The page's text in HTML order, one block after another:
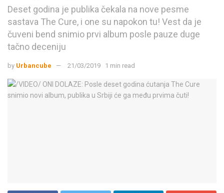
Deset godina je publika čekala na nove pesme
sastava The Cure, i one su napokon tu! Vest da je
čuveni bend snimio prvi album posle pauze duge
tačno deceniju
by Urbancube 21/03/2019 1 min read